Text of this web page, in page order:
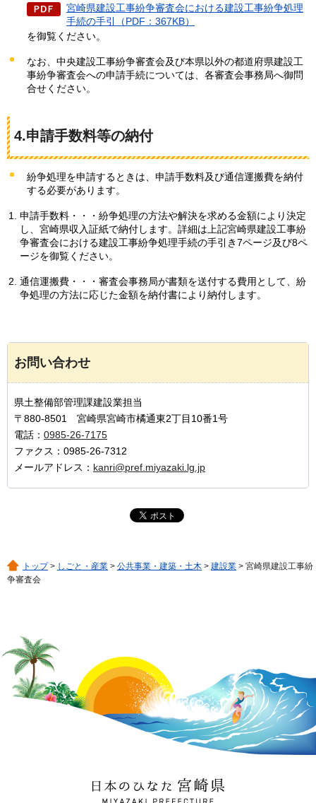
宮崎県建設工事紛争審査会における建設工事紛争処理
手続の手引（PDF：367KB）
を御覧ください。
なお、中央建設工事紛争審査会及び本県以外の都道府県建設工
事紛争審査会への申請手続については、各審査会事務局へ御問
合せください。
4.申請手数料等の納付
紛争処理を申請するときは、申請手数料及び通信運搬費を納付
する必要があります。
申請手数料・・・紛争処理の方法や解決を求める金額により決定
し、宮崎県収入証紙で納付します。詳細は上記宮崎県建設工事紛
争審査会における建設工事紛争処理手続の手引き7ページ及び8ペ
ージを御覧ください。
通信運搬費・・・審査会事務局が書類を送付する費用として、紛
争処理の方法に応じた金額を納付書により納付します。
お問い合わせ
県土整備部管理課建設業担当
〒880-8501 宮崎県宮崎市橘通東2丁目10番1号
電話： 0985-26-7175
ファクス：0985-26-7312
メールアドレス： kanri@pref.miyazaki.lg.jp
トップ> しごと・産業 > 公共事業・建築・土木 > 建設業 > 宮崎県建設工事紛
争審査会
日本のひなた 宮崎県